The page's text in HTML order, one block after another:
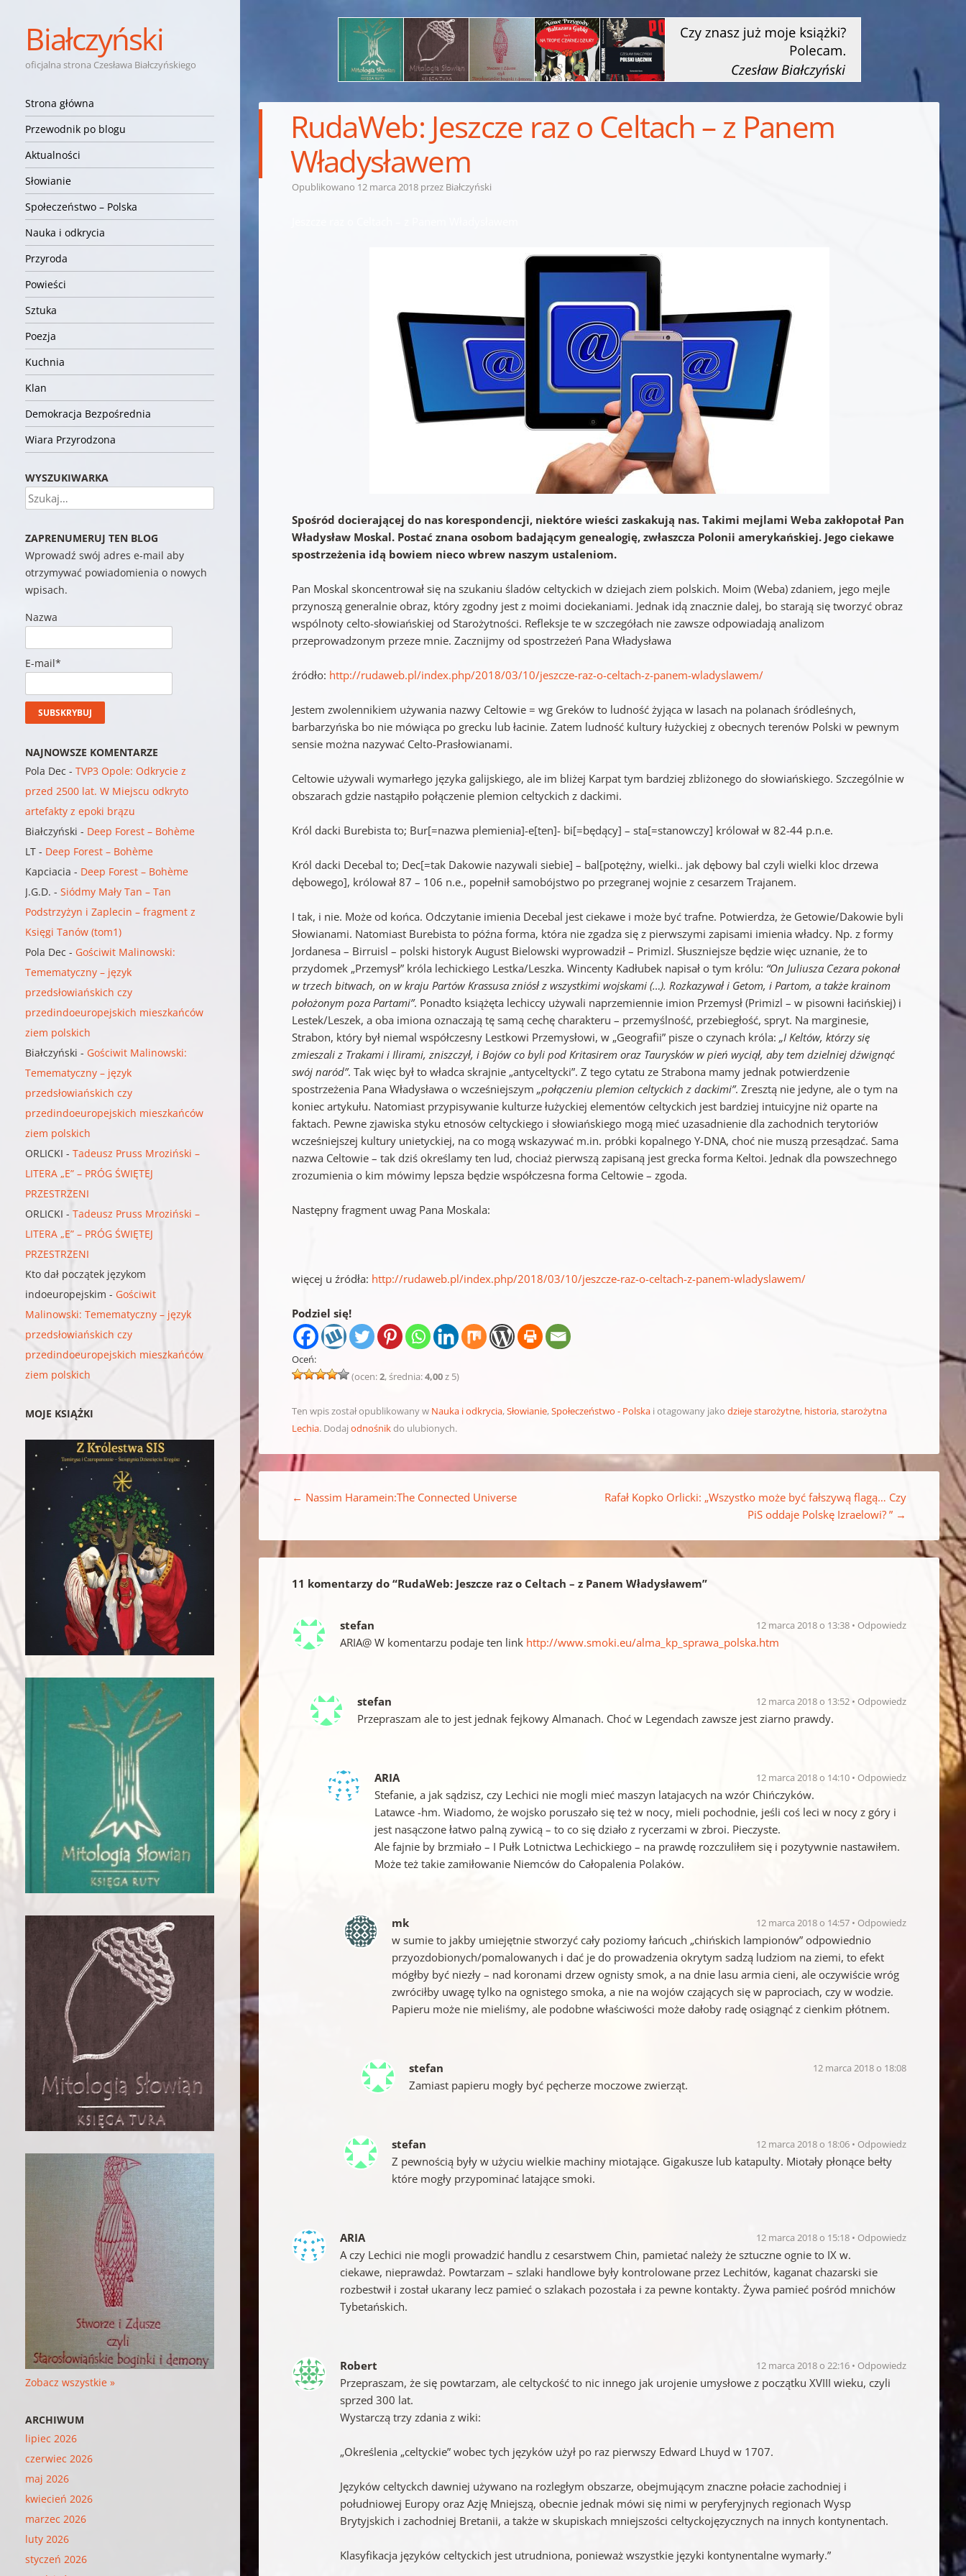
Białczyński
oficjalna strona Czesława Białczyńskiego
Nawigacja
Przejdź do treści
Strona główna
Przewodnik po blogu
Aktualności
Słowianie
Społeczeństwo – Polska
Nauka i odkrycia
Przyroda
Powieści
Sztuka
Poezja
Kuchnia
Klan
Demokracja Bezpośrednia
Wiara Przyrodzona
RudaWeb: Jeszcze raz o Celtach – z Panem
Władysławem
Opublikowano 12 marca 2018 przez Białczyński
Spośród docierającej do nas korespondencji, niektóre wieści zaskakują nas. Takimi mejlami Weba zakłopotał Pan
Władysław Moskal. Postać znana osobom badającym genealogię, zwłaszcza Polonii amerykańskiej. Jego ciekawe
spostrzeżenia idą bowiem nieco wbrew naszym ustaleniom.
Pan Moskal skoncentrował się na szukaniu śladów celtyckich w dziejach ziem polskich. Moim (Weba) zdaniem, jego mejle
przynoszą generalnie obraz, który zgodny jest z moimi dociekaniami. Jednak idą znacznie dalej, bo starają się tworzyć obraz
wspólnoty celto-słowiańskiej od Starożytności. Refleksje te w szczegółach nie zawsze odpowiadają analizom
przeprowadzonym przeze mnie. Zacznijmy od spostrzeżeń Pana Władysława
źródło: http://rudaweb.pl/index.php/2018/03/10/jeszcze-raz-o-celtach-z-panem-wladyslawem/
Jestem zwolennikiem używania nazwy Celtowie = wg Greków to ludność żyjąca w lasach na polanach śródleśnych,
barbarzyńska bo nie mówiąca po grecku lub łacinie. Zatem ludność kultury łużyckiej z obecnych terenów Polski w pewnym
sensie można nazywać Celto-Prasłowianami.
Celtowie używali wymarłego języka galijskiego, ale im bliżej Karpat tym bardziej zbliżonego do słowiańskiego. Szczególnie w
obszarach gdzie nastąpiło połączenie plemion celtyckich z dackimi.
Król dacki Burebista to; Bur[=nazwa plemienia]-e[ten]- bi[=będący] – sta[=stanowczy] królował w 82-44 p.n.e.
Król dacki Decebal to; Dec[=tak Dakowie nazywali siebie] – bal[potężny, wielki.. jak dębowy bal czyli wielki kloc drzewa
dębowego], królował 87 – 106 n.e., popełnił samobójstwo po przegranej wojnie z cesarzem Trajanem.
I tak, i nie. Może od końca. Odczytanie imienia Decebal jest ciekawe i może być trafne. Potwierdza, że Getowie/Dakowie byli
Słowianami. Natomiast Burebista to późna forma, która nie zgadza się z pierwszymi zapisami imienia władcy. Np. z formy
Jordanesa – Birruisl – polski historyk August Bielowski wyprowadził – Primizl. Słuszniejsze będzie więc uznanie, że to
przydomek „Przemysł” króla lechickiego Lestka/Leszka. Wincenty Kadłubek napisał o tym królu: “On Juliusza Cezara pokonał
w trzech bitwach, on w kraju Partów Krassusa zniósł z wszystkimi wojskami (…). Rozkazywał i Getom, i Partom, a także krainom
położonym poza Partami”. Ponadto książęta lechiccy używali naprzemiennie imion Przemysł (Primizl – w pisowni łacińskiej) i
Lestek/Leszek, a oba imiona oznaczają tę samą cechę charakteru – przemyślność, przebiegłość, spryt. Na marginesie,
Strabon, który był niemal współczesny Lestkowi Przemysłowi, w „Geografii” pisze o czynach króla:„I Keltów, którzy się
zmieszali z Trakami i Ilirami, zniszczył, i Bojów co byli pod Kritasirem oraz Taurysków w pień wyciął, aby tem dzielniej dźwignąć
swój naród”. Tak więc był to władca skrajnie „antyceltycki”. Z tego cytatu ze Strabona mamy jednak potwierdzenie
spostrzeżenia Pana Władysława o wcześniejszym „połączeniu plemion celtyckich z dackimi”. Zresztą nie jedyne, ale o tym na
koniec artykułu. Natomiast przypisywanie kulturze łużyckiej elementów celtyckich jest bardziej intuicyjne niż oparte na
faktach. Pewne zjawiska styku etnosów celtyckiego i słowiańskiego mogą mieć uzasadnienie dla zachodnich terytoriów
wcześniejszej kultury unietyckiej, na co mogą wskazywać m.in. próbki kopalnego Y-DNA, choć nie muszą przesądzać. Sama
nazwa Celtowie – tak dziś określamy ten lud, chociaż pierwszą zapisaną jest grecka forma Keltoi. Jednak dla powszechnego
zrozumienia o kim mówimy lepsza będzie współczesna forma Celtowie – zgoda.
Następny fragment uwag Pana Moskala:
więcej u źródła: http://rudaweb.pl/index.php/2018/03/10/jeszcze-raz-o-celtach-z-panem-wladyslawem/
Podziel się!
Oceń:
(ocen:2, średnia:4,00z 5)
Ten wpis został opublikowany w Nauka i odkrycia,Słowianie,Społeczeństwo - Polska i otagowany jakodzieje starożytne, historia,starożytna
Lechia. Dodajodnośnikdo ulubionych.
← Nassim Haramein:The Connected Universe
Rafał Kopko Orlicki: „Wszystko może być fałszywą flagą… Czy
PiS oddaje Polskę Izraelowi? ” →
11 komentarzy do “RudaWeb: Jeszcze raz o Celtach – z Panem Władysławem”
stefan 12 marca 2018 o 13:38 Odpowiedz
ARIA@ W komentarzu podaje ten link http://www.smoki.eu/alma_kp_sprawa_polska.htm
stefan 12 marca 2018 o 13:52 Odpowiedz
Przepraszam ale to jest jednak fejkowy Almanach. Choć w Legendach zawsze jest ziarno prawdy.
ARIA 12 marca 2018 o 14:10 Odpowiedz
Stefanie, a jak sądzisz, czy Lechici nie mogli mieć maszyn latajacych na wzór Chińczyków.
Latawce -hm. Wiadomo, że wojsko poruszało się też w nocy, mieli pochodnie, jeśli coś leci w nocy z góry i
jest nasączone łatwo palną zywicą – to co się działo z rycerzami w zbroi. Pieczyste.
Ale fajnie by brzmiało – I Pułk Lotnictwa Lechickiego – na prawdę rozczuliłem się i pozytywnie nastawiłem.
Może też takie zamiłowanie Niemców do Całopalenia Polaków.
mk 12 marca 2018 o 14:57 Odpowiedz
w sumie to jakby umiejętnie stworzyć cały poziomy łańcuch „chińskich lampionów” odpowiednio
przyozdobionych/pomalowanych i dać je do prowadzenia okrytym sadzą ludziom na ziemi, to efekt
mógłby być niezły – nad koronami drzew ognisty smok, a na dnie lasu armia cieni, ale oczywiście wróg
zwróciłby uwagę tylko na ognistego smoka, a nie na wojów czających się w paprociach, czy w wodzie.
Papieru może nie mieliśmy, ale podobne właściwości może dałoby radę osiągnąć z cienkim płótnem.
stefan 12 marca 2018 o 18:08
Zamiast papieru mogły być pęcherze moczowe zwierząt.
stefan 12 marca 2018 o 18:06 Odpowiedz
Z pewnością były w użyciu wielkie machiny miotające. Gigakusze lub katapulty. Miotały płonące bełty
które mogły przypominać latające smoki.
ARIA 12 marca 2018 o 15:18 Odpowiedz
A czy Lechici nie mogli prowadzić handlu z cesarstwem Chin, pamietać należy że sztuczne ognie to IX w.
ciekawe, nieprawdaż. Powtarzam – szlaki handlowe były kontrolowane przez Lechitów, kaganat chazarski sie
rozbestwił i został ukarany lecz pamieć o szlakach pozostała i za pewne kontakty. Żywa pamieć pośród mnichów
Tybetańskich.
Robert 12 marca 2018 o 22:16 Odpowiedz
Przepraszam, że się powtarzam, ale celtyckość to nic innego jak urojenie umysłowe z początku XVIII wieku, czyli
sprzed 300 lat.
Wystarczą trzy zdania z wiki:
„Określenia „celtyckie” wobec tych języków użył po raz pierwszy Edward Lhuyd w 1707.
Języków celtyckch dawniej używano na rozległym obszarze, obejmującym znaczne połacie zachodniej i
południowej Europy oraz Azję Mniejszą, obecnie jednak mówi się nimi w peryferyjnych regionach Wysp
Brytyjskich i zachodniej Bretanii, a także w skupiskach mniejszości celtyckojęzycznych na innych kontynentach.
Klasyfikacja języków celtyckich jest utrudniona, ponieważ wszystkie języki kontynentalne wymarły.”
WYSZUKIWARKA
Szukaj
ZAPRENUMERUJ TEN BLOG
Wprowadź swój adres e-mail aby
otrzymywać powiadomienia o nowych
wpisach.
Nazwa
E-mail*
NAJNOWSZE KOMENTARZE
Pola Dec -TVP3 Opole: Odkrycie z
przed 2500 lat. W Miejscu odkryto
artefakty z epoki brązu
Białczyński - Deep Forest – Bohème
LT - Deep Forest – Bohème
Kapciacia - Deep Forest – Bohème
J.G.D. -Siódmy Mały Tan – Tan
Podstrzyżyn i Zaplecin – fragment z
Księgi Tanów (tom1)
Pola Dec - Gościwit Malinowski:
Temematyczny – język
przedsłowiańskich czy
przedindoeuropejskich mieszkańców
ziem polskich
Białczyński - Gościwit Malinowski:
Temematyczny – język
przedsłowiańskich czy
przedindoeuropejskich mieszkańców
ziem polskich
ORLICKI -Tadeusz Pruss Mroziński –
LITERA „E” – PRÓG ŚWIĘTEJ
PRZESTRZENI
ORLICKI -Tadeusz Pruss Mroziński –
LITERA „E” – PRÓG ŚWIĘTEJ
PRZESTRZENI
Kto dał początek językom
indoeuropejskim - Gościwit
Malinowski: Temematyczny – język
przedsłowiańskich czy
przedindoeuropejskich mieszkańców
ziem polskich
MOJE KSIĄŻKI
Zobacz wszystkie »
ARCHIWUM
lipiec 2026
czerwiec 2026
maj 2026
kwiecień 2026
marzec 2026
luty 2026
styczeń 2026